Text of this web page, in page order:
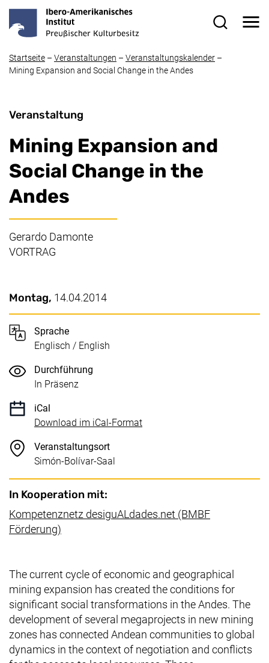
Startseite – Veranstaltungen – Veranstaltungskalender –
Mining Expansion and Social Change in the Andes
Veranstaltung
Mining Expansion and
Social Change in the
Andes
Gerardo Damonte
VORTRAG
Wichtige Details
Datum / Dauer:
Montag, 14.04.2014
Sprache
Englisch / English
Durchführung
In Präsenz
iCal
Download im iCal-Format, 1 KB (öffnet neues Fenster)
Veranstaltungsort
Simón-Bolívar-Saal
In Kooperation mit:
Kompetenznetz desiguALdades.net (BMBF
Förderung)
The current cycle of economic and geographical
mining expansion has created the conditions for
significant social transformations in the Andes. The
development of several megaprojects in new mining
zones has connected Andean communities to global
dynamics in the context of negotiation and conflicts